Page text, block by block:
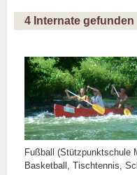
4 Internate gefunden
Fußball (Stützpunktschule
Basketball, Tischtennis,